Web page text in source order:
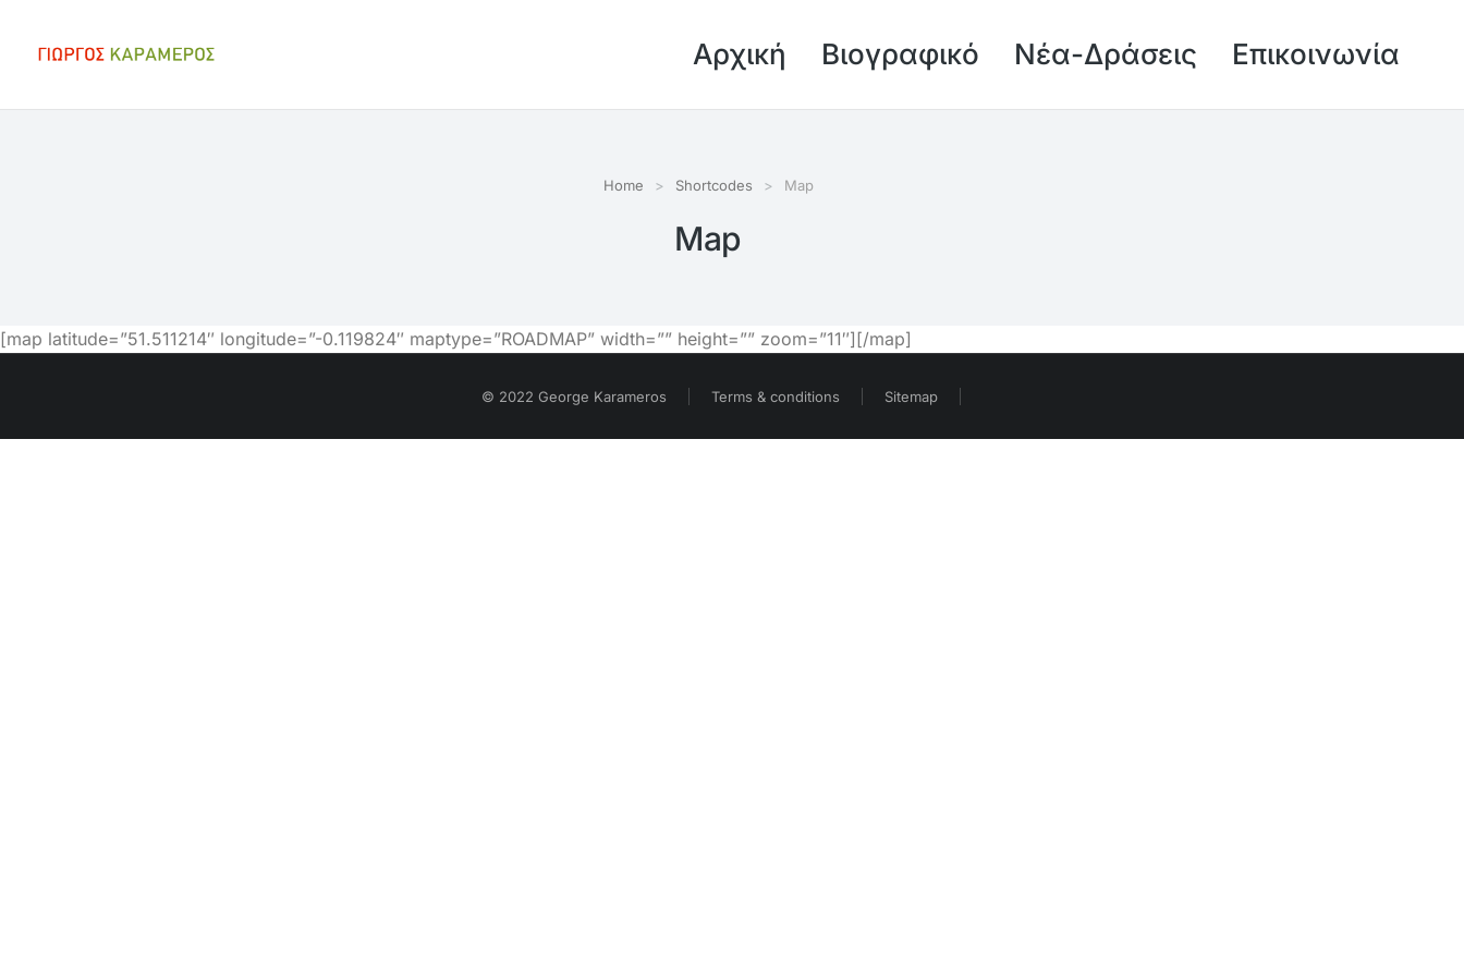
Αρχική Βιογραφικό Νέα-Δράσεις Επικοινωνία
Home Shortcodes Map
Map
[map latitude=”51.511214″ longitude=”-0.119824″ maptype=”ROADMAP” width=”” height=”” zoom=”11″][/map]
© 2022 George Karameros Terms & conditions Sitemap